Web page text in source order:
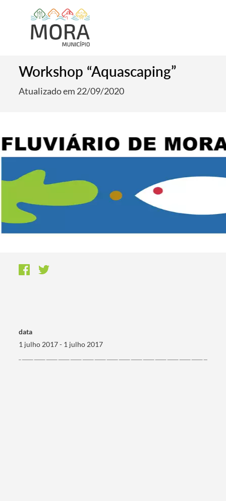
Workshop “Aquascaping”
Atualizado em 22/09/2020
data
1 julho 2017 - 1 julho 2017